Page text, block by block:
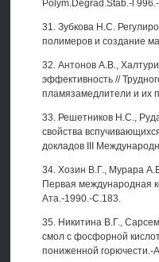
Polym.Degrad.Stab.-l
31. Зубкова H.C.
полимеров и создание
32. Антонов А.В.,
эффективность //
пламязамедлители и их
33. Решетников Н.С.,
свойства
докладов III
34. Хозин В.Г., Мурара
Первая международная
Ата.-1990.-С.183.
35. Никитина В.Г.,
смол с фосфорной
пониженной